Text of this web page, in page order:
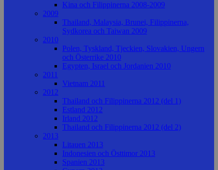
Kina och Filippinerna 2008-2009
2009
Thailand, Malaysia, Brunei, Filippinerna,
Sydkorea och Taiwan 2009
2010
Polen, Tyskland, Tjeckien, Slovakien, Ungern
och Österrike 2010
Egypten, Israel och Jordanien 2010
2011
Vietnam 2011
2012
Thailand och Filippinerna 2012 (del 1)
Estland 2012
Irland 2012
Thailand och Filippinerna 2012 (del 2)
2013
Litauen 2013
Indonesien och Östtimor 2013
Spanien 2013